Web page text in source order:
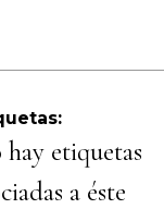
etiquetas
a éste